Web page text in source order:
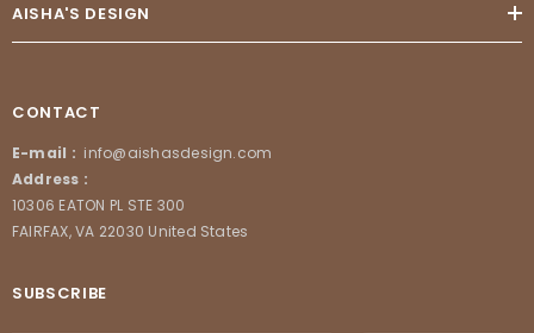
AISHA'S DESIGN
CONTACT
E-mail : info@aishasdesign.com
Address :
10306 EATON PL STE 300
FAIRFAX, VA 22030 United States
SUBSCRIBE